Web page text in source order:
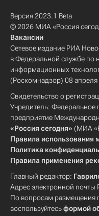
Версия 2023.1 Beta
© 2026 МИА «Россия
Вакансии
Сетевое издание РИА
в Федеральной службе по
информационных
(Роскомнадзор) 08 апреля
Свидетельство о
Учредитель: Федеральное
предприятие
«Россия сегодня» (МИА
Правила использования
Политика
Правила применения
Главный редактор:
Адрес электронной почты
По вопросам размещения
воспользуйтесьформой